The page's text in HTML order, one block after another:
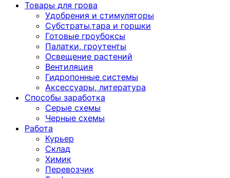
Товары для грова
Удобрения и стимуляторы
Субстраты,тара и горшки
Готовые гроубоксы
Палатки, гроутенты
Освещение растений
Вентиляция
Гидропонные системы
Аксессуары, литература
Способы заработка
Серые схемы
Черные схемы
Работа
Курьер
Склад
Химик
Перевозчик